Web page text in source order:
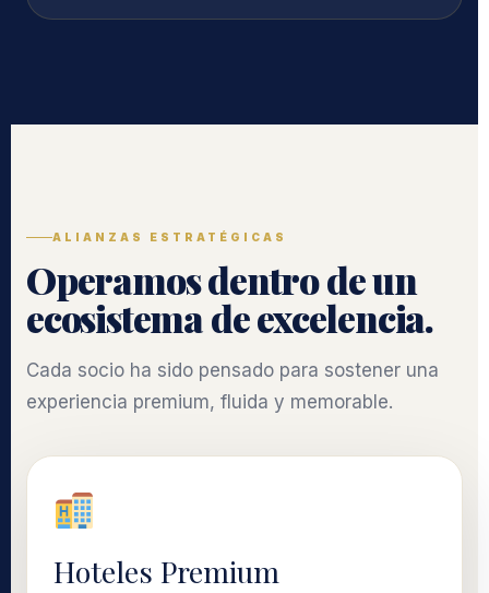
ALIANZAS ESTRATÉGICAS
Operamos dentro de un
ecosistema de excelencia.
Cada socio ha sido pensado para sostener una
experiencia premium, fluida y memorable.
Hoteles Premium